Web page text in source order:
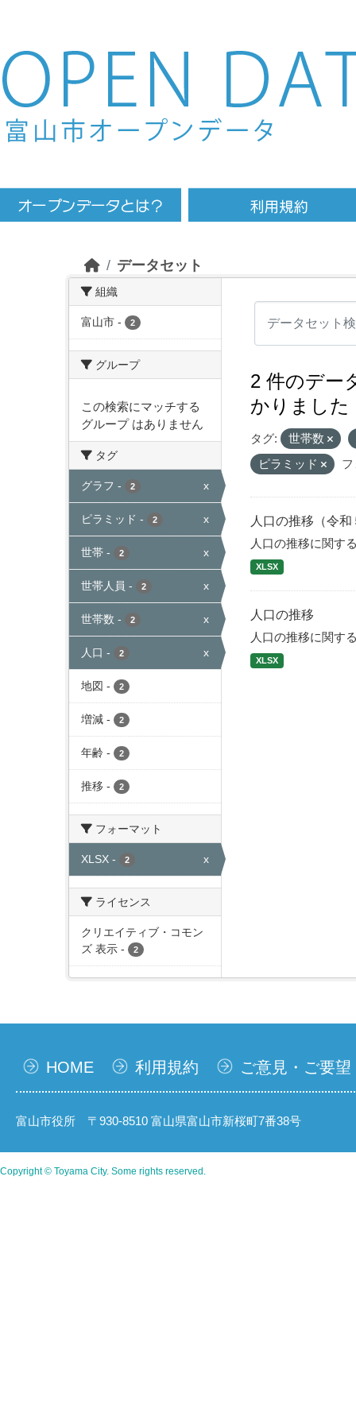
Skip to main content
データセット
組織
富山市 - 2
グループ
この検索にマッチする
グループ はありません
タグ
グラフ - 2 x
ピラミッド - 2 x
世帯 - 2 x
世帯人員 - 2 x
世帯数 - 2 x
人口 - 2 x
地図 - 2
増減 - 2
年齢 - 2
推移 - 2
フォーマット
XLSX - 2 x
ライセンス
クリエイティブ・コモン
ズ 表示 - 2
2 件のデー
かりました
タグ: 世帯数
ピラミッド
人口の推移（令和
人口の推移に関す
XLSX
人口の推移
人口の推移に関す
XLSX
HOME 利用規約 ご意見・ご要望
富山市役所 〒930-8510 富山県富山市新桜町7番38号
Copyright © Toyama City. Some rights reserved.